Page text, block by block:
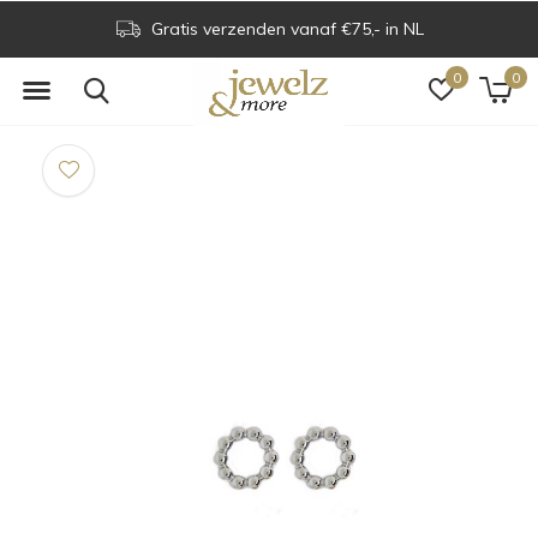
0 0
Gratis verzenden vanaf €75,- in NL